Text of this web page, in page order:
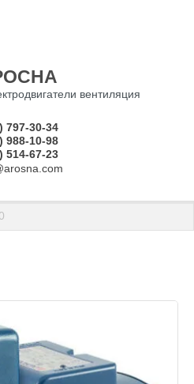
вентиляция
797-30-34
988-10-98
514-67-23